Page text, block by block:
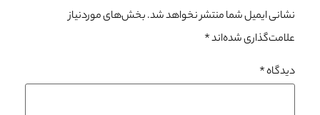
نشانی ایمیل شما منتشر نخواهد شد.بخش‌های موردنیاز
علامت‌گذاری شده‌اند*
دیدگاه*